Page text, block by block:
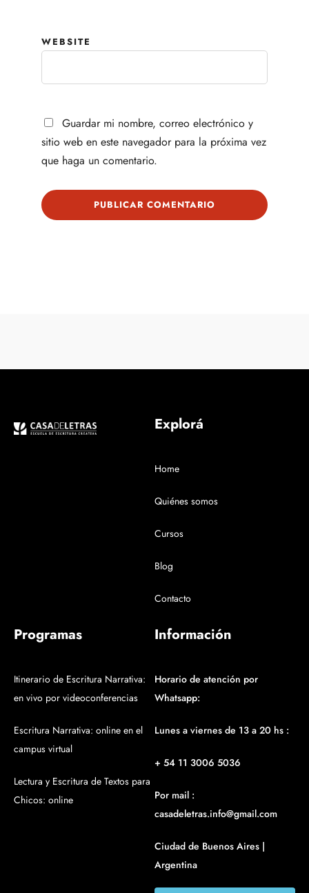
WEBSITE
Guardar mi nombre, correo electrónico y
sitio web en este navegador para la próxima vez
que haga un comentario.
Explorá
Home
Quiénes somos
Cursos
Blog
Contacto
Programas
Itinerario de Escritura Narrativa:
en vivo por videoconferencias
Escritura Narrativa: online en el
campus virtual
Lectura y Escritura de Textos para
Chicos: online
Información
Horario de atención por
Whatsapp:
Lunes a viernes de 13 a 20 hs :
+ 54 11 3006 5036
Por mail :
casadeletras.info@gmail.com
Ciudad de Buenos Aires |
Argentina